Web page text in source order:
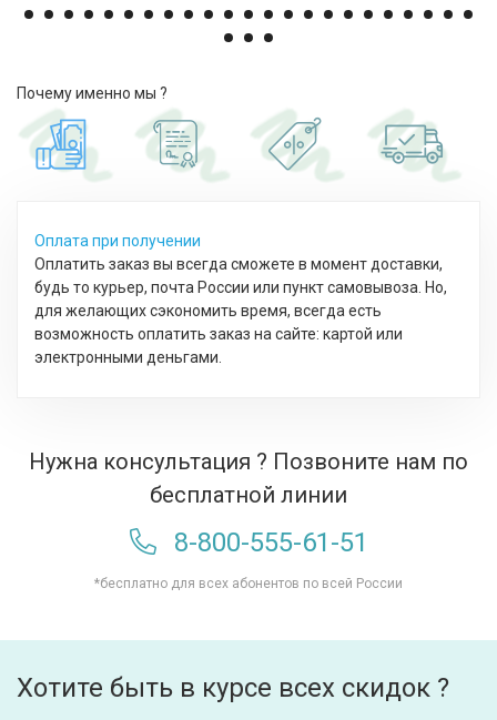
Почему именно мы ?
Оплата при получении
Оплатить заказ вы всегда сможете в момент доставки,
будь то курьер, почта России или пункт самовывоза. Но,
для желающих сэкономить время, всегда есть
возможность оплатить заказ на сайте: картой или
электронными деньгами.
Нужна консультация ? Позвоните нам по
бесплатной линии
8-800-555-61-51
*бесплатно для всех абонентов по всей России
Хотите быть в курсе всех скидок ?